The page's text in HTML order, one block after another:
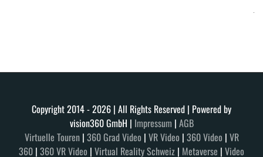
Copyright 2014 -2026 | All Rights Reserved | Powered by
vision360 GmbH | Impressum | AGB
Virtuelle Touren| 360 Grad Video | VR Video | 360 Video | VR
360 | 360 VR Video | Virtual Reality Schweiz | Metaverse | Video